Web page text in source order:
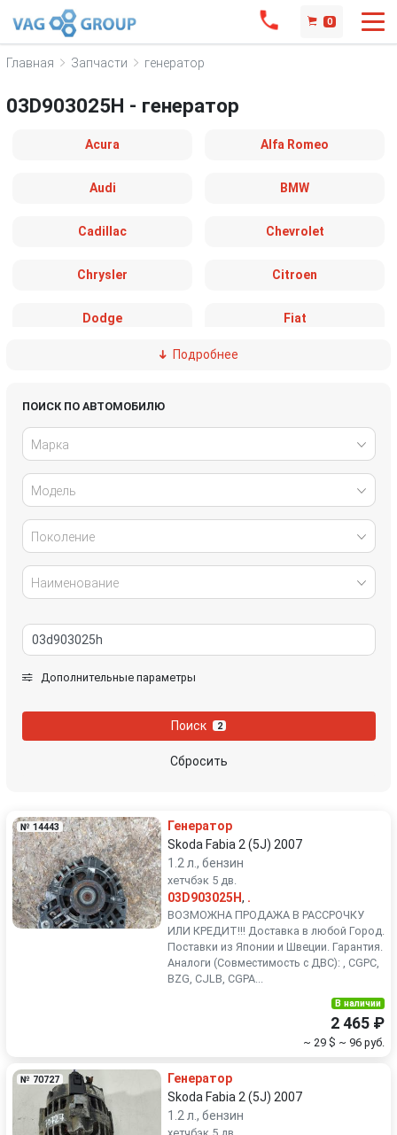
0
Главная Запчасти генератор
03D903025H - генератор
Acura Alfa Romeo
Audi BMW
Cadillac Chevrolet
Chrysler Citroen
Dodge Fiat
Honda
Kia
Land Rover
Mazda Mercedes-Benz
Nissan Opel
SEAT Skoda
Smart
Subaru Suzuki
Volkswagen
Подробнее
ПОИСК ПО АВТОМОБИЛЮ
Марка
Модель
Поколение
Наименование
Дополнительные параметры
Поиск 2
Сбросить
№ 14443
Генератор
Skoda Fabia 2 (5J) 2007
1.2 л., бензин
хетчбэк 5 дв.
03D903025H, .
ВОЗМОЖНА ПРОДАЖА В РАССРОЧКУ
ИЛИ КРЕДИТ!!! Доставка в любой Город.
Поставки из Японии и Швеции. Гарантия.
Аналоги (Совместимость с ДВС): , CGPC,
BZG, CJLB, CGPA...
В наличии
2 465 ₽
~ 29 $ ~ 96 руб.
№ 70727
Генератор
Skoda Fabia 2 (5J) 2007
1.2 л., бензин